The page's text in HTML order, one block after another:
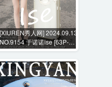
[XIUREN秀人网] 2024.09.13
NO.9154 于诺诺ise [63P-
662MB]